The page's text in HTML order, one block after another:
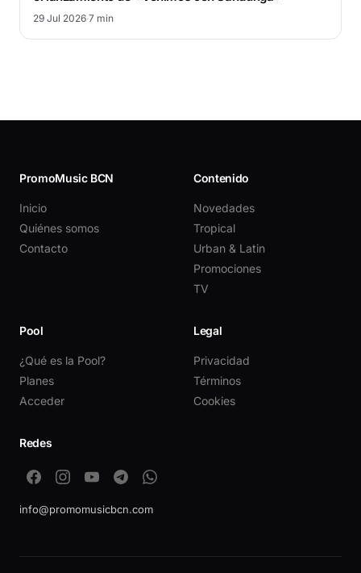
29 Jul 2026·7 min
PromoMusic BCN
Inicio
Quiénes somos
Contacto
Contenido
Novedades
Tropical
Urban & Latin
Promociones
TV
Pool
¿Qué es la Pool?
Planes
Acceder
Legal
Privacidad
Términos
Cookies
Redes
info@promomusicbcn.com